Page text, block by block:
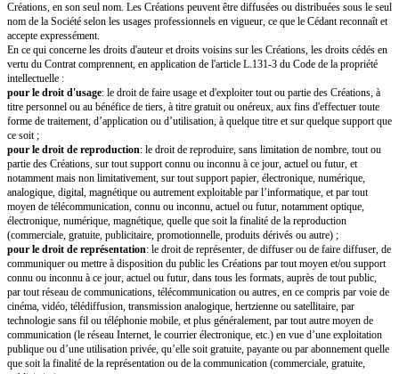
gestion industrielle ou commerciale, ainsi que leurs améliorations ; (iii)
distinctifs, en ce compris les marques et noms de domaines ; (iv) toutes
graphiques, visuelles, audiovisuelles ou littéraires originales en ce
présentations, rapports, livres blancs, plans, schémas, œuvres musicales
animations, dessins et modèles, logos, slogans, interfaces ou éléments
site internet ou application ; (v) tous les éléments de savoir-faire, en ce
commerciaux et industriels et toutes les informations confidentielles les
plus généralement toutes idées formalisées, travaux ou résultats créés,
ou obtenus par le Cédant tant avant la création de la Société, dans le
de celle-ci, qu’après la création de la Société, dans le cadre et pendant le
fonctions et missions du Cédant, et ce quelle que soit la nature de sa
réalisation et/ou au développement desdites Créations.
Par «Droits de Propriété Intellectuelle», on entend tous droits,
compris les brevets, demandes de brevet, marques et demandes de
et droits voisins (en ce compris les droits sur les logiciels et sur les bases
dessins et modèles, droitssui generisdes producteurs de bases de
domaines, droits sur les dénominations sociales, noms commerciaux et
liés au savoir-faire, aux secrets commerciaux et industriels, tous les droits
attachés aux droits précités, ou toute forme de protection équivalente en
monde entier.
En conséquence, la Société est et sera seule propriétaire des Créations et